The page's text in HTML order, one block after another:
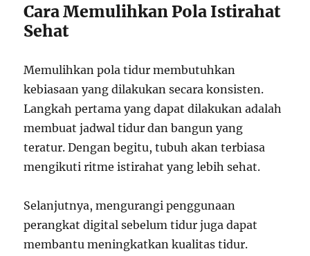
Cara Memulihkan Pola Istirahat
Sehat
Memulihkan pola tidur membutuhkan
kebiasaan yang dilakukan secara konsisten.
Langkah pertama yang dapat dilakukan adalah
membuat jadwal tidur dan bangun yang
teratur. Dengan begitu, tubuh akan terbiasa
mengikuti ritme istirahat yang lebih sehat.
Selanjutnya, mengurangi penggunaan
perangkat digital sebelum tidur juga dapat
membantu meningkatkan kualitas tidur.